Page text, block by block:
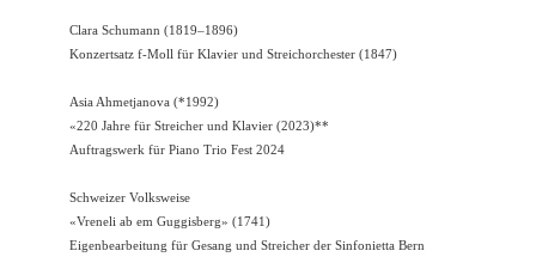
Clara Schumann (1819–1896)
Konzertsatz f-Moll für Klavier und Streichorchester (1847)
Asia Ahmetjanova (*1992)
«220 Jahre für Streicher und Klavier (2023)**
Auftragswerk für Piano Trio Fest 2024
Schweizer Volksweise
«Vreneli ab em Guggisberg» (1741)
Eigenbearbeitung für Gesang und Streicher der Sinfonietta Bern